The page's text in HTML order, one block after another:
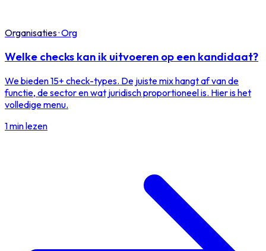
Organisaties·Org
Welke checks kan ik uitvoeren op een kandidaat?
We bieden 15+ check-types. De juiste mix hangt af van de
functie, de sector en wat juridisch proportioneel is. Hier is het
volledige menu.
1 min lezen